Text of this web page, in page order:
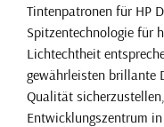
Tintenpatronen für HP
Spitzentechnologie für
Lichtechtheit
gewährleisten brillante
Qualität
Entwicklungszentrum